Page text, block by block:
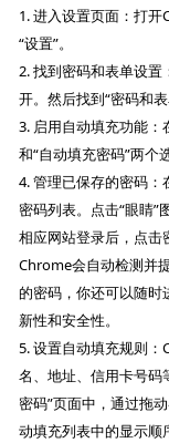
1. 进入设置页面：打
“设置”。
2. 找到密码和表单设置
开。然后找到“密码和
3. 启用自动填充功能：
和“自动填充密码”两个
4. 管理已保存的密码：
密码列表。点击“眼睛
相应网站登录后，点击
Chrome会自动检测并
的密码，你还可以随
新性和安全性。
5. 设置自动填充规则
名、地址、信用卡号码
密码”页面中，通过拖
动填充列表中的显示顺